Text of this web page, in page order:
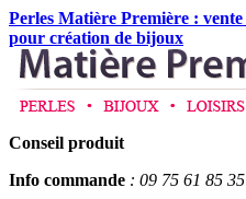
Perles Matière Première : vente
pour création de bijoux
Conseil produit
Info commande : 09 75 61 85 35